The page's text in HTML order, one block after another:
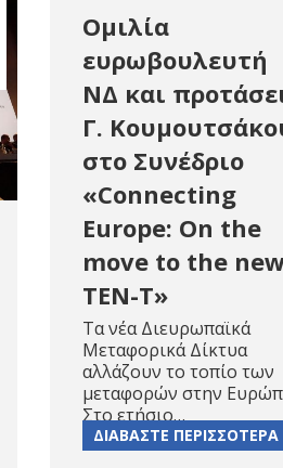
Ομιλία
ευρωβουλευτή
ΝΔ και
Γ.
στο Συνέδριο
«Connecting
Europe: On the
move to the
TEN-T»
Τα νέα Διευρωπαϊκά
Μεταφορικά Δίκτυα
αλλάζουν το τοπίο των
μεταφορών στην
Στο ετήσιο…
ΔΙΑΒΑΣΤΕ ΠΕΡΙΣΣΟΤΕΡΑ